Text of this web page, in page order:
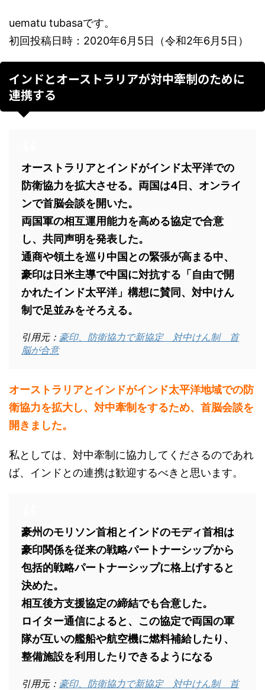
uematu tubasaです。
初回投稿日時：2020年6月5日（令和2年6月5日）
インドとオーストラリアが対中牽制のために
連携する
オーストラリアとインドがインド太平洋での
防衛協力を拡大させる。両国は4日、オンライ
ンで首脳会談を開いた。
両国軍の相互運用能力を高める協定で合意
し、共同声明を発表した。
通商や領土を巡り中国との緊張が高まる中、
豪印は日米主導で中国に対抗する「自由で開
かれたインド太平洋」構想に賛同、対中けん
制で足並みをそろえる。
引用元： 豪印、防衛協力で新協定 対中けん制 首
脳が合意
オーストラリアとインドがインド太平洋地域での防
衛協力を拡大し、対中牽制をするため、首脳会談を
開きました。
私としては、対中牽制に協力してくださるのであれ
ば、インドとの連携は歓迎するべきと思います。
豪州のモリソン首相とインドのモディ首相は
豪印関係を従来の戦略パートナーシップから
包括的戦略パートナーシップに格上げすると
決めた。
相互後方支援協定の締結でも合意した。
ロイター通信によると、この協定で両国の軍
隊が互いの艦船や航空機に燃料補給したり、
整備施設を利用したりできるようになる
引用元： 豪印、防衛協力で新協定 対中けん制 首